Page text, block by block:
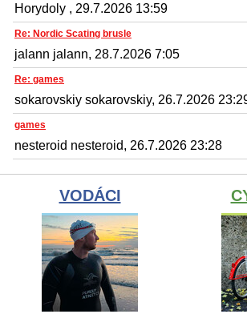
Horydoly , 29.7.2026 13:59
Re: Nordic Scating brusle
jalann jalann, 28.7.2026 7:05
Re: games
sokarovskiy sokarovskiy, 26.7.2026
games
nesteroid nesteroid, 26.7.2026 23:28
VODÁCI